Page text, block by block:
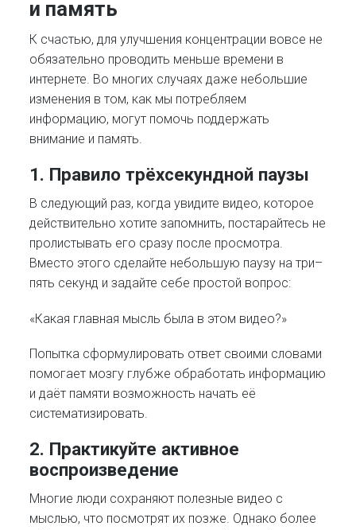
и память
К счастью, для улучшения концентрации вовсе не
обязательно проводить меньше времени в
интернете. Во многих случаях даже небольшие
изменения в том, как мы потребляем
информацию, могут помочь поддержать
внимание и память.
1. Правило трёхсекундной паузы
В следующий раз, когда увидите видео, которое
действительно хотите запомнить, постарайтесь не
пролистывать его сразу после просмотра.
Вместо этого сделайте небольшую паузу на три–
пять секунд и задайте себе простой вопрос:
«Какая главная мысль была в этом видео?»
Попытка сформулировать ответ своими словами
помогает мозгу глубже обработать информацию
и даёт памяти возможность начать её
систематизировать.
2. Практикуйте активное
воспроизведение
Многие люди сохраняют полезные видео с
мыслью, что посмотрят их позже. Однако более